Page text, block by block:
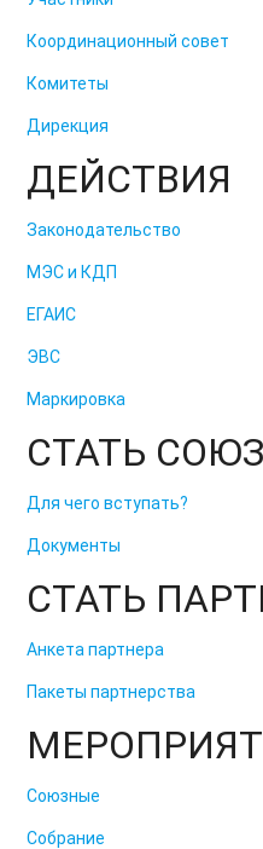
Координационный совет
Комитеты
Дирекция
ДЕЙСТВИЯ
Законодательство
МЭС и КДП
ЕГАИС
ЭВС
Маркировка
СТАТЬ
Для чего вступать?
Документы
СТАТЬ
Анкета партнера
Пакеты партнерства
Союзные
Собрание